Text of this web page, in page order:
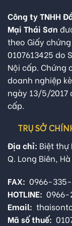
Công ty TNHH
Mại Thái Sơn
theo Giấy
0107613425 do
Nội cấp. Chứng
doanh nghiệp
ngày 13/5/2017
cấp.
TRỤ SỞ
Địa chỉ: Biệt thự
Q. Long Biên,
FAX: 0966-
HOTLINE:
Email:
Mã số thuế: